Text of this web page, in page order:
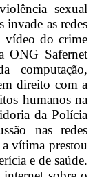
sexual
invade as redes
vídeo do crime
ONG Safernet
computação,
direito com a
humanos na
da Polícia
nas redes
vítima prestou
e de saúde.